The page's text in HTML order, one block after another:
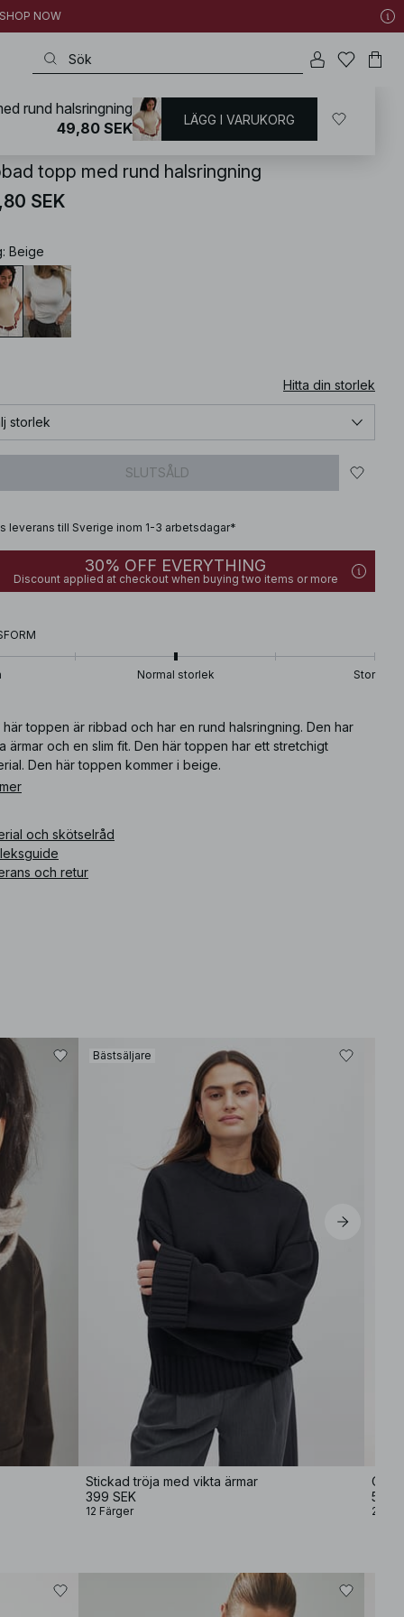
NOW
Toppar
topp med rund halsringning
SEK
: Beige
Hitta din storlek
storlek
SLUTSÅLD
leverans till Sverige inom 1-3 arbetsdagar*
30% OFF EVERYTHING
Discount applied at checkout when buying two items or more
Normal storlek Stor
här toppen är ribbad och har en rund halsringning. Den har
ärmar och en slim fit. Den här toppen har ett stretchigt
Den här toppen kommer i beige.
och skötselråd
och retur
Bästsäljare
Stickad tröja med vikta ärmar
399 SEK
12 Färger
599
2
rund halsringning
49,80 SEK
LÄGG I VARUKORG